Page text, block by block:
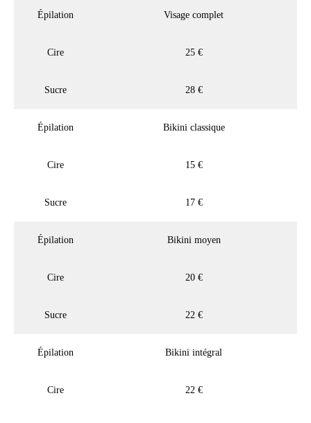
Épilation Visage complet
Cire 25 €
Sucre 28 €
Épilation Bikini classique
Cire 15 €
Sucre 17 €
Épilation Bikini moyen
Cire 20 €
Sucre 22 €
Épilation Bikini intégral
Cire 22 €